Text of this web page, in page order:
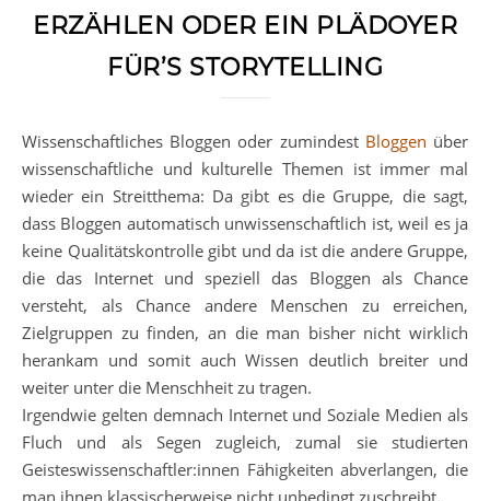
ERZÄHLEN ODER EIN PLÄDOYER
FÜR’S STORYTELLING
Wissenschaftliches Bloggen oder zumindest Bloggen über
wissenschaftliche und kulturelle Themen ist immer mal
wieder ein Streitthema: Da gibt es die Gruppe, die sagt,
dass Bloggen automatisch unwissenschaftlich ist, weil es ja
keine Qualitätskontrolle gibt und da ist die andere Gruppe,
die das Internet und speziell das Bloggen als Chance
versteht, als Chance andere Menschen zu erreichen,
Zielgruppen zu finden, an die man bisher nicht wirklich
herankam und somit auch Wissen deutlich breiter und
weiter unter die Menschheit zu tragen.
Irgendwie gelten demnach Internet und Soziale Medien als
Fluch und als Segen zugleich, zumal sie studierten
Geisteswissenschaftler:innen Fähigkeiten abverlangen, die
man ihnen klassischerweise nicht unbedingt zuschreibt.